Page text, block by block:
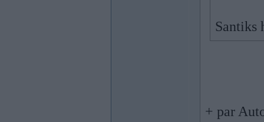
Santiks
+ par